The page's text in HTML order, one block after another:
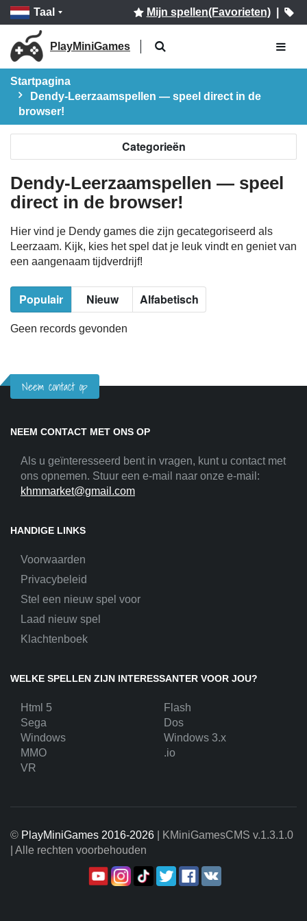
Taal Mijn spellen(Favorieten)|
PlayMiniGames
Startpagina
Dendy-Leerzaamspellen — speel direct in de
browser!
Categorieën
Dendy-Leerzaamspellen — speel
direct in de browser!
Hier vind je Dendy games die zijn gecategoriseerd als
Leerzaam. Kijk, kies het spel dat je leuk vindt en geniet van
een aangenaam tijdverdrijf!
Populair Nieuw Alfabetisch
Geen records gevonden
Neem contact op
NEEM CONTACT MET ONS OP
Als u geïnteresseerd bent in vragen, kunt u contact met
ons opnemen. Stuur een e-mail naar onze e-mail:
khmmarket@gmail.com
HANDIGE LINKS
Voorwaarden
Privacybeleid
Stel een nieuw spel voor
Laad nieuw spel
Klachtenboek
WELKE SPELLEN ZIJN INTERESSANTER VOOR JOU?
Html 5
Flash
Sega
Dos
Windows
Windows 3.x
MMO
.io
VR
© PlayMiniGames 2016-2026 | KMiniGamesCMS v.1.3.1.0
| Alle rechten voorbehouden